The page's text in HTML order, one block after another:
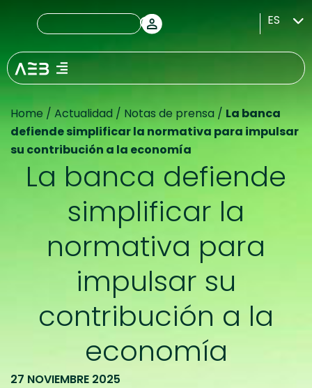
ES
Home / Actualidad / Notas de prensa / La banca
defiende simplificar la normativa para impulsar
su contribución a la economía
La banca defiende
simplificar la
normativa para
impulsar su
contribución a la
economía
27 NOVIEMBRE 2025